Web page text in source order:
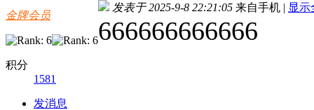
金牌会员
积分
1581
发消息
发表于 2025-9-8 22:21:05 来自手机 | 显示
666666666666